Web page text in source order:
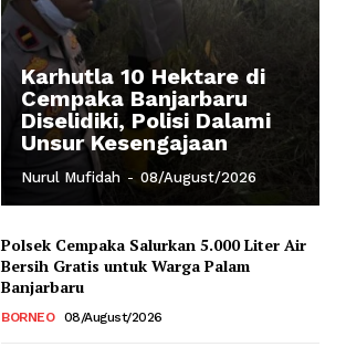
Karhutla 10 Hektare di
Cempaka Banjarbaru
Diselidiki, Polisi Dalami
Unsur Kesengajaan
Nurul Mufidah - 08/August/2026
Polsek Cempaka Salurkan 5.000 Liter Air
Bersih Gratis untuk Warga Palam
Banjarbaru
BORNEO 08/August/2026